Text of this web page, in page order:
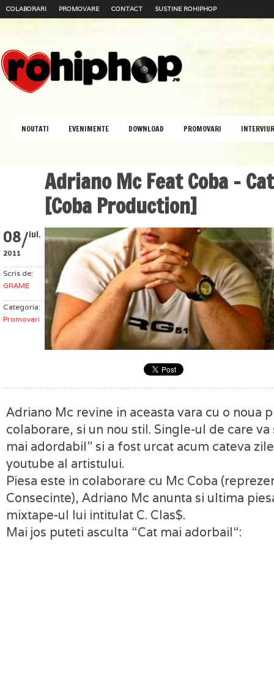
COLABORARI PROMOVARE CONTACT SUSTINE ROHIPHOP
NOUTATI EVENIMENTE DOWNLOAD PROMOVARI
Adriano Mc Feat Coba –
[Coba Production]
08/iul.
2011
Scris de:
GRAME
Categoria:
Promovari
Adriano Mc revine in aceasta vara cu o noua
colaborare, si un nou stil. Single-ul de care
mai adordabil” si a fost urcat acum cateva
youtube al artistului.
Piesa este in colaborare cu Mc Coba
Consecinte), Adriano Mc anunta si ultima
mixtape-ul lui intitulat C. Clas$.
Mai jos puteti asculta “Cat mai adorbail“: